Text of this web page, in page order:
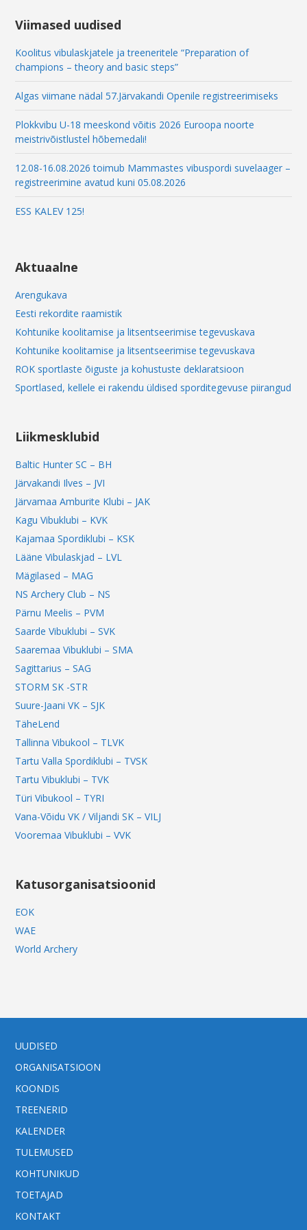
*
Viimased uudised
Koolitus vibulaskjatele ja treeneritele “Preparation of
champions – theory and basic steps”
Algas viimane nädal 57.Järvakandi Openile registreerimiseks
Plokkvibu U-18 meeskond võitis 2026 Euroopa noorte
meistrivõistlustel hõbemedali!
12.08-16.08.2026 toimub Mammastes vibuspordi suvelaager –
registreerimine avatud kuni 05.08.2026
ESS KALEV 125!
Aktuaalne
Arengukava
Eesti rekordite raamistik
Kohtunike koolitamise ja litsentseerimise tegevuskava
Kohtunike koolitamise ja litsentseerimise tegevuskava
ROK sportlaste õiguste ja kohustuste deklaratsioon
Sportlased, kellele ei rakendu üldised sporditegevuse piirangud
Liikmesklubid
Baltic Hunter SC – BH
Järvakandi Ilves – JVI
Järvamaa Amburite Klubi – JAK
Kagu Vibuklubi – KVK
Kajamaa Spordiklubi – KSK
Lääne Vibulaskjad – LVL
Mägilased – MAG
NS Archery Club – NS
Pärnu Meelis – PVM
Saarde Vibuklubi – SVK
Saaremaa Vibuklubi – SMA
Sagittarius – SAG
STORM SK -STR
Suure-Jaani VK – SJK
TäheLend
Tallinna Vibukool – TLVK
Tartu Valla Spordiklubi – TVSK
Tartu Vibuklubi – TVK
Türi Vibukool – TYRI
Vana-Võidu VK / Viljandi SK – VILJ
Vooremaa Vibuklubi – VVK
Katusorganisatsioonid
EOK
WAE
World Archery
UUDISED
ORGANISATSIOON
KOONDIS
TREENERID
KALENDER
TULEMUSED
KOHTUNIKUD
TOETAJAD
KONTAKT